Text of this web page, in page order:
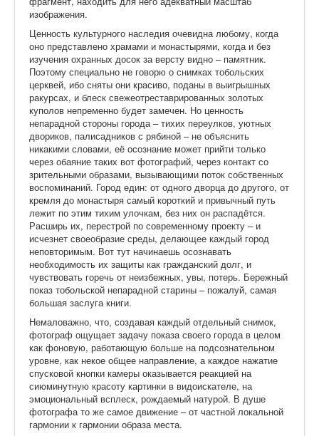
изображения.
Ценность культурного наследия очевидна любому, когда
оно представлено храмами и монастырями, когда и без
изучения охранных досок за версту видно – памятник.
Поэтому специально не говорю о снимках тобольских
церквей, ибо сняты они красиво, поданы в выигрышных
ракурсах, и блеск свежеотреставрированных золотых
куполов непременно будет замечен. Но ценность
непарадной стороны города – тихих переулков, уютных
двориков, палисадников с рябиной – не объяснить
никакими словами, её осознание может прийти только
через обаяние таких вот фотографий, через контакт со
зрительными образами, вызывающими поток собственных
воспоминаний. Город един: от одного дворца до другого, от
кремля до монастыря самый короткий и привычный путь
лежит по этим тихим улочкам, без них он распадётся.
Расширь их, перестрой по современному проекту – и
исчезнет своеобразие среды, делающее каждый город
неповторимым. Вот тут начинаешь осознавать
необходимость их защиты как гражданский долг, и
чувствовать горечь от неизбежных, увы, потерь. Бережный
показ тобольской непарадной старины – пожалуй, самая
большая заслуга книги.
Немаловажно, что, создавая каждый отдельный снимок,
фотограф ощущает задачу показа своего города в целом
как фоновую, работающую больше на подсознательном
уровне, как некое общее направление, а каждое нажатие
спусковой кнопки камеры оказывается реакцией на
сиюминутную красоту картинки в видоискателе, на
эмоциональный всплеск, рождаемый натурой. В душе
фотографа то же самое движение – от частной локальной
гармонии к гармонии образа места.